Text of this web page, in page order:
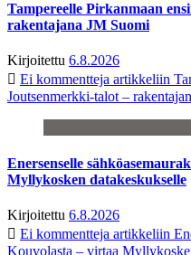
Tampereelle Pirkanmaan
rakentajana JM Suomi
Kirjoitettu 6.8.2026
Ei kommentteja artikkeliin
Joutsenmerkki-talot –
Enersenselle
Myllykosken datakeskukselle
Kirjoitettu 6.8.2026
Ei kommentteja artikkeliin
Kouvolasta – virtaa